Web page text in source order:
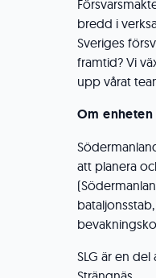
bredd i
Sveriges
framtid? Vi
upp vårat
Om enheten
att planera
SLG är en